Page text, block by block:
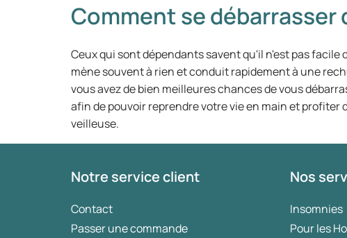
Comment se débarrasser
Ceux qui sont dépendants savent qu'il n'est pas facile
mène souvent à rien et conduit rapidement à une
vous avez de bien meilleures chances de vous
afin de pouvoir reprendre votre vie en main et profiter
veilleuse.
Notre service client
Contact
Passer une commande
Nos
Insomnies
Pour les